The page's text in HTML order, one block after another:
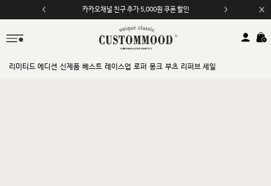
카카오채널 친구 추가 5,000원 쿠폰 할인
모바일 앱 자동 2,000원 할인
리미티드 에디션 신제품 베스트 레이스업 로퍼 몽크 부츠 리퍼브 세일